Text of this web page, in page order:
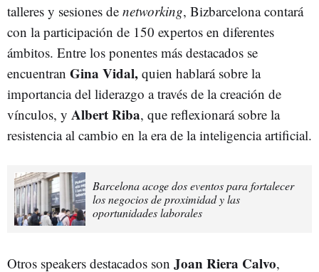
talleres y sesiones de networking, Bizbarcelona contará
con la participación de 150 expertos en diferentes
ámbitos. Entre los ponentes más destacados se
encuentran Gina Vidal, quien hablará sobre la
importancia del liderazgo a través de la creación de
vínculos, y Albert Riba, que reflexionará sobre la
resistencia al cambio en la era de la inteligencia artificial.
Barcelona acoge dos eventos para fortalecer
los negocios de proximidad y las
oportunidades laborales
Otros speakers destacados son Joan Riera Calvo,